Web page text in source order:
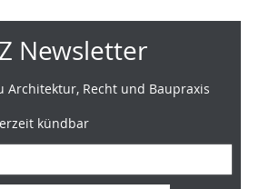
Newsletter
Architektur, Recht und Baupraxis
kündbar